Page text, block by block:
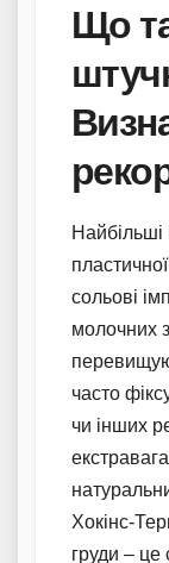
Що
Найбільші
пластичної
сольові
молочних
часто
чи інших
Хокінс-
груди – це